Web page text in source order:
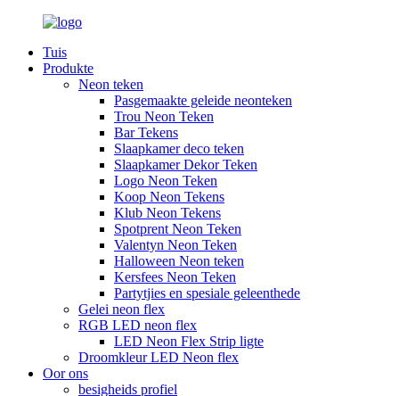
Tuis
Produkte
Neon teken
Pasgemaakte geleide neonteken
Trou Neon Teken
Bar Tekens
Slaapkamer deco teken
Slaapkamer Dekor Teken
Logo Neon Teken
Koop Neon Tekens
Klub Neon Tekens
Spotprent Neon Teken
Valentyn Neon Teken
Halloween Neon teken
Kersfees Neon Teken
Partytjies en spesiale geleenthede
Gelei neon flex
RGB LED neon flex
LED Neon Flex Strip ligte
Droomkleur LED Neon flex
Oor ons
besigheids profiel